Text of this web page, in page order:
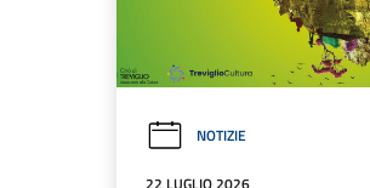
NOTIZIE
22 LUGLIO 2026